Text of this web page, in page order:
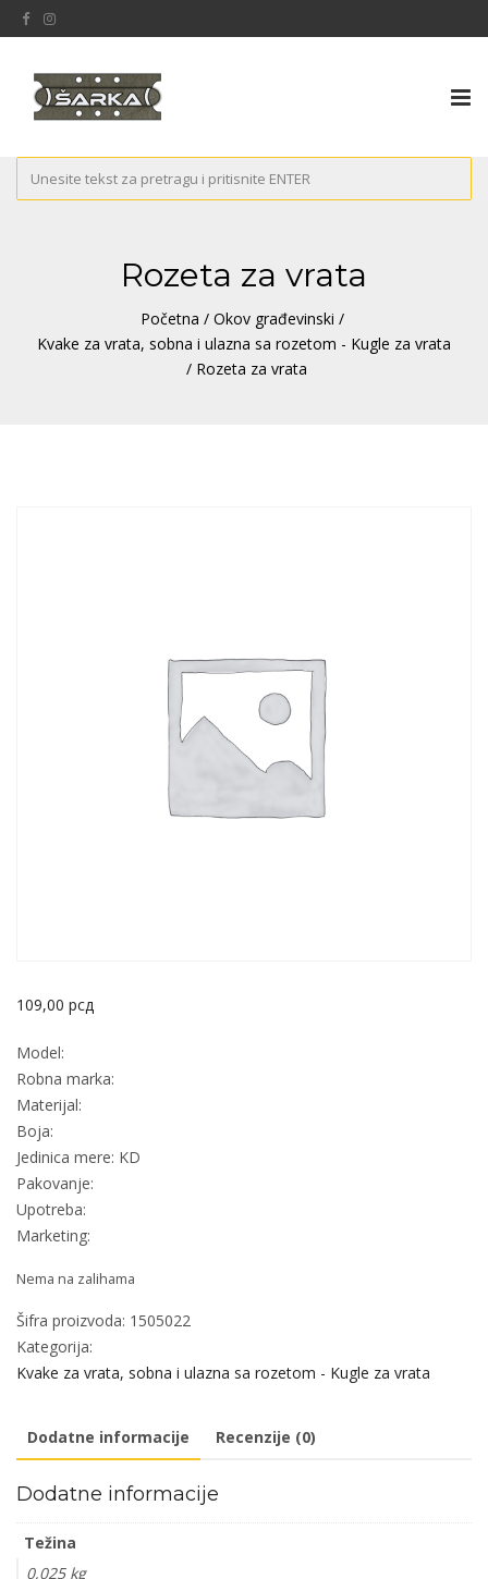
Rozeta za vrata
Početna / Okov građevinski /
Kvake za vrata, sobna i ulazna sa rozetom - Kugle za vrata
/ Rozeta za vrata
109,00 рсд
Model:
Robna marka:
Materijal:
Boja:
Jedinica mere: KD
Pakovanje:
Upotreba:
Marketing:
Nema na zalihama
Šifra proizvoda: 1505022
Kategorija:
Kvake za vrata, sobna i ulazna sa rozetom - Kugle za vrata
Dodatne informacije Recenzije (0)
Dodatne informacije
Težina
0,025 kg